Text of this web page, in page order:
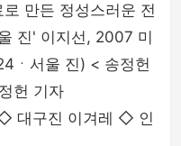
만든 정성스러운 전
진' 이지선, 2007 미
ㆍ서울 진) < 송정헌
헌 기자
구진 이겨레 ◇ 인